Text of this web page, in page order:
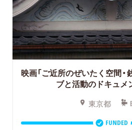
映画「ご近所のぜいたく空間・
ブと活動のドキュメ
東京都
FUNDED